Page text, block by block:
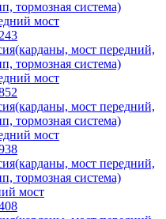
тормозная система)
мост
мост передний,
тормозная система)
мост
мост передний,
тормозная система)
мост
мост передний,
тормозная система)
мост